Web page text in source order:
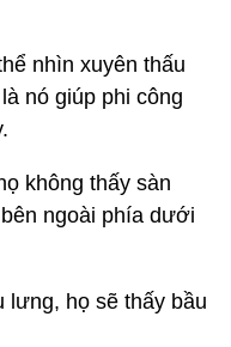
nhìn xuyên thấu
nó giúp phi công
không thấy sàn
ngoài phía dưới
lưng, họ sẽ thấy bầu